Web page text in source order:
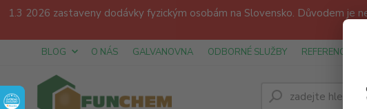
1.3 2026 zastaveny dodávky fyzickým osobám na Slovensko. Důvodem je
BLOG O NÁS GALVANOVNA ODBORNÉ SLUŽBY REFERENCE